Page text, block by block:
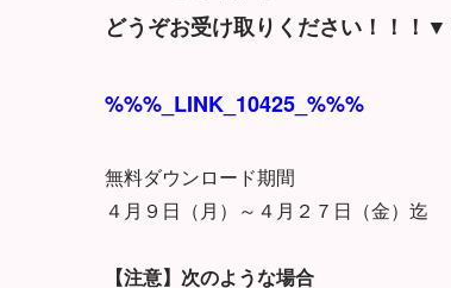
どうぞお受け取りください！！
%%%_LINK_10425_%%%
無料ダウンロード期間
４月９日（月）～４月２７日（金）迄
【注意】次のような場合